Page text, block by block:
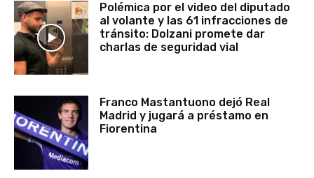
Polémica por el video del diputado
al volante y las 61 infracciones de
tránsito: Dolzani promete dar
charlas de seguridad vial
Franco Mastantuono dejó Real
Madrid y jugará a préstamo en
Fiorentina